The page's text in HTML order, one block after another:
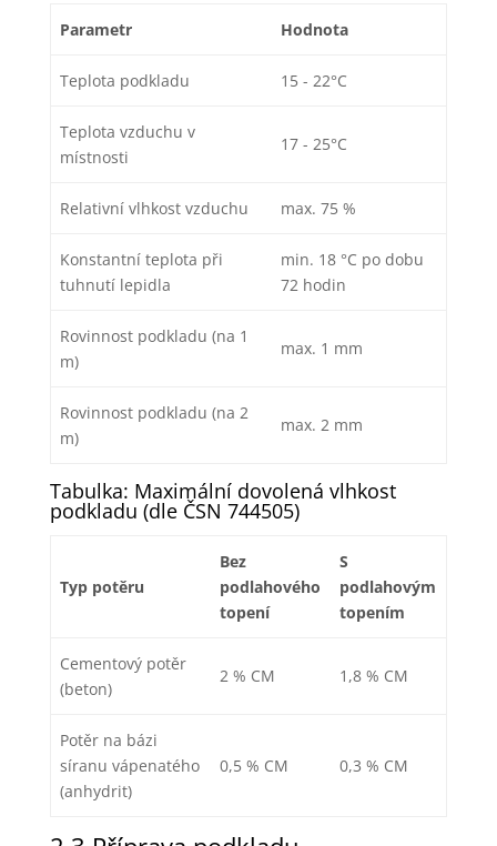
Parametr Hodnota
Teplota podkladu 15 - 22°C
Teplota vzduchu v
místnosti
17 - 25°C
Relativní vlhkost vzduchu max. 75 %
Konstantní teplota při
tuhnutí lepidla
min. 18 °C po dobu
72 hodin
Rovinnost podkladu (na 1
m)
max. 1 mm
Rovinnost podkladu (na 2
m)
max. 2 mm
Tabulka: Maximální dovolená vlhkost
podkladu (dle ČSN 744505)
Typ potěru
Bez
podlahového
topení
S
podlahovým
topením
Cementový potěr
(beton)
2 % CM 1,8 % CM
Potěr na bázi
síranu vápenatého
(anhydrit)
0,5 % CM 0,3 % CM